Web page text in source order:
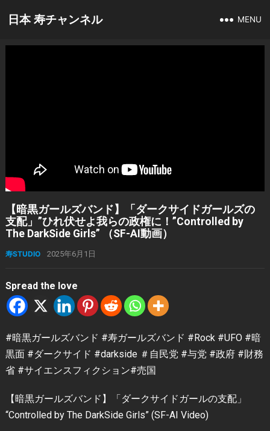
日本 寿チャンネル MENU
【暗黒ガールズバンド】「ダークサイドガールズの
支配」”ひれ伏せよ我らの政権に！”Controlled by
The DarkSide Girls” （SF-AI動画）
寿STUDIO 2025年6月1日
Spread the love
#暗黒ガールズバンド #寿ガールズバンド #Rock #UFO #暗
黒面 #ダークサイド #darkside ＃自民党 #与党 #政府 #財務
省 #サイエンスフィクション#売国
【暗黒ガールズバンド】「ダークサイドガールの支配」
“Controlled by The DarkSide Girls” (SF-AI Video)